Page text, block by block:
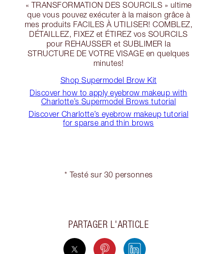
« TRANSFORMATION DES SOURCILS » ultime
que vous pouvez exécuter à la maison grâce à
mes produits FACILES À UTILISER! COMBLEZ,
DÉTAILLEZ, FIXEZ et ÉTIREZ vos SOURCILS
pour REHAUSSER et SUBLIMER la
STRUCTURE DE VOTRE VISAGE en quelques
minutes!
Shop Supermodel Brow Kit
Discover how to apply eyebrow makeup with
Charlotte’s Supermodel Brows tutorial
Discover Charlotte’s eyebrow makeup tutorial
for sparse and thin brows
* Testé sur 30 personnes
PARTAGER L'ARTICLE